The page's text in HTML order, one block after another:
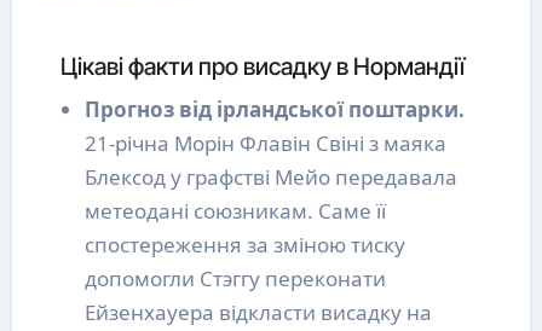
Цікаві факти про висадку в Нормандії
Прогноз від ірландської поштарки.
21-річна Морін Флавін Свіні з маяка
Блексод у графстві Мейо передавала
метеодані союзникам. Саме її
спостереження за зміною тиску
допомогли Стэггу переконати
Ейзенхауера відкласти висадку на